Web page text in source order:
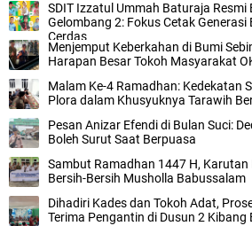
SDIT Izzatul Ummah Baturaja
Gelombang 2: Fokus Cetak Generasi
Cerdas
Menjemput Keberkahan di Bumi
Harapan Besar Tokoh Masyarakat
Malam Ke-4 Ramadhan: Kedekatan
Plora dalam Khusyuknya Tarawih
Pesan Anizar Efendi di Bulan Suci:
Boleh Surut Saat Berpuasa
Sambut Ramadhan 1447 H,
Bersih-Bersih Musholla Babussalam
Dihadiri Kades dan Tokoh Adat,
Terima Pengantin di Dusun 2